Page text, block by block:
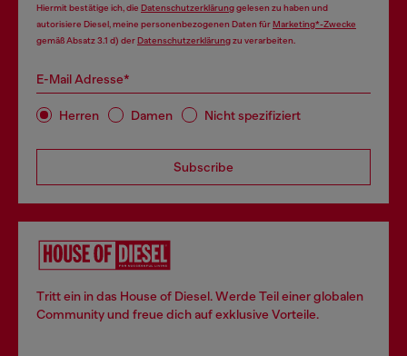
Hiermit bestätige ich, die Datenschutzerklärunggelesen zu haben und
autorisiere Diesel, meine personenbezogenen Daten fürMarketing*-Zwecke
gemäß Absatz 3.1 d) derDatenschutzerklärungzu verarbeiten.
E-Mail Adresse*
Herren Damen Nicht spezifiziert
Subscribe
Tritt ein in das House of Diesel. Werde Teil einer globalen
Community und freue dich auf exklusive Vorteile.